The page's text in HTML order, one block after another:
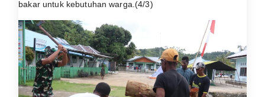
bakar untuk kebutuhan warga.(4/3)